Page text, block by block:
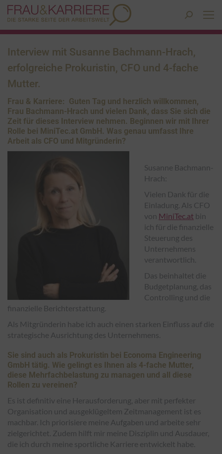
Search:
Interview mit Susanne Bachmann-Hrach,
erfolgreiche Prokuristin, CFO und 4-fache
Mutter.
Frau & Karriere: Guten Tag und herzlich willkommen,
Frau Bachmann-Hrach und vielen Dank, dass Sie sich die
Zeit für dieses Interview nehmen. Beginnen wir mit Ihrer
Rolle bei MiniTec.at GmbH. Was genau umfasst Ihre
Arbeit als CFO und Mitgründerin?
Susanne Bachmann-
Hrach:
Vielen Dank für die
Einladung. Als CFO
von MiniTec.at bin
ich für die finanzielle
Steuerung des
Unternehmens
verantwortlich.
Das beinhaltet die
Budgetplanung, das
Controlling und die
finanzielle Berichterstattung.
Als Mitgründerin habe ich auch einen starken Einfluss auf die
strategische Ausrichtung des Unternehmens.
Sie sind auch als Prokuristin bei Economa Engineering
GmbH tätig. Wie gelingt es Ihnen als 4-fache Mutter,
diese Mehrfachbelastung zu managen und all diese
Rollen zu vereinen?
Es ist definitiv eine Herausforderung, aber mit perfekter
Organisation und ausgeklügeltem Zeitmanagement ist es
machbar. Ich priorisiere meine Aufgaben und arbeite sehr
zielgerichtet. Zudem hilft mir meine Disziplin und Ausdauer,
die ich durch meine sportliche Karriere entwickelt habe.